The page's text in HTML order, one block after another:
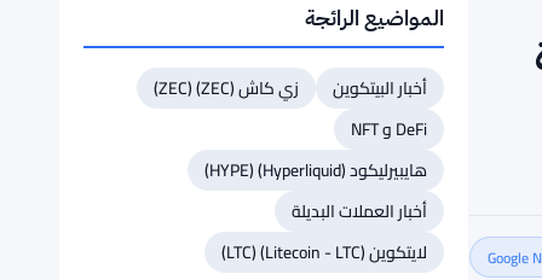
المواضيع الرائجة
أخبار البيتكوين
زي كاش (ZEC) (ZEC)
DeFi و NFT
هايبيرليكود (Hyperliquid) (HYPE)
أخبار العملات البديلة
لايتكوين (Litecoin - LTC) (LTC)